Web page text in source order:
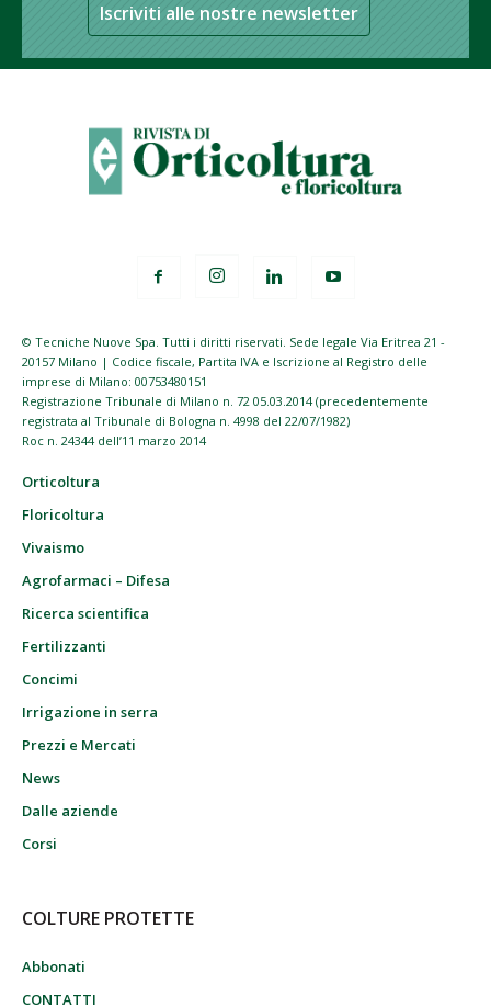
Iscriviti alle nostre newsletter
© Tecniche Nuove Spa. Tutti i diritti riservati. Sede legale Via Eritrea 21 -
20157 Milano | Codice fiscale, Partita IVA e Iscrizione al Registro delle
imprese di Milano: 00753480151
Registrazione Tribunale di Milano n. 72 05.03.2014 (precedentemente
registrata al Tribunale di Bologna n. 4998 del 22/07/1982)
Roc n. 24344 dell’11 marzo 2014
Orticoltura
Floricoltura
Vivaismo
Agrofarmaci – Difesa
Ricerca scientifica
Fertilizzanti
Concimi
Irrigazione in serra
Prezzi e Mercati
News
Dalle aziende
Corsi
COLTURE PROTETTE
Abbonati
CONTATTI